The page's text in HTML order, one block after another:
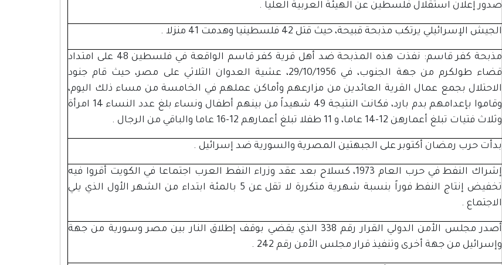
صدور إعلان استقلال فلسطين عن الهيئة العربية العليا .
الجيش الإسرائيلي يرتكب مذبحة قبيحة، حيث قتل 42 فلسطينيا وهدمت 41 منزلا .
مذبحة كفر قاسم: نفذت هذه المذبحة ضد أهل قرية كفر قاسم الواقعة في فلسطين 48 على امتداد
قضاء طولكرم من جهة الجنوب، في 29/10/1956، عشية العدوان الثلاثي على مصر، حيث قام جنود
الاحتلال بجمع عمال القرية العائدين من مزارعهم وأماكن عملهم في الخامسة من مساء ذلك اليوم،
وقاموا بإعدامهم بدم بارد، فكانت النتيجة 49 شهيداً من بينهم أطفال ونساء بلغ عدد النساء 14 امرأة
وثلاث فتيات تبلغ أعمارهن 12-14 عاما، و 11 طفلا تبلغ أعمارهم 12-16 عاما والباقي من الرجال .
بدأت حرب رمضان أكتوبر على الجبهتين المصرية والسورية ضد إسرائيل .
إشراك النفط في حرب العام 1973، كسلاح بعد عقد وزراء النفط العرب اجتماعا في الكويت أقروا فيه
تخفيض إنتاج النفط فوراً بنسبة شهرية متكررة لا تقل عن 5 بالمئة ابتداء من الشهر الأول الذي يلي
الاجتماع .
أصدر مجلس الأمن الدولي القرار رقم 338 الذي يقضي بوقف إطلاق النار بين مصر وسورية من جهة
وإسرائيل من جهة أخرى وتنفيذ قرار مجلس الأمن رقم 242 .